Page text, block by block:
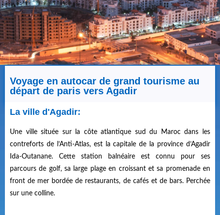
Voyage en autocar de grand tourisme au
départ de paris vers Agadir
La ville d'Agadir:
Une ville située sur la côte atlantique sud du Maroc dans les
contreforts de l’Anti-Atlas, est la capitale de la province d’Agadir
Ida-Outanane. Cette station balnéaire est connu pour ses
parcours de golf, sa large plage en croissant et sa promenade en
front de mer bordée de restaurants, de cafés et de bars. Perchée
sur une colline.